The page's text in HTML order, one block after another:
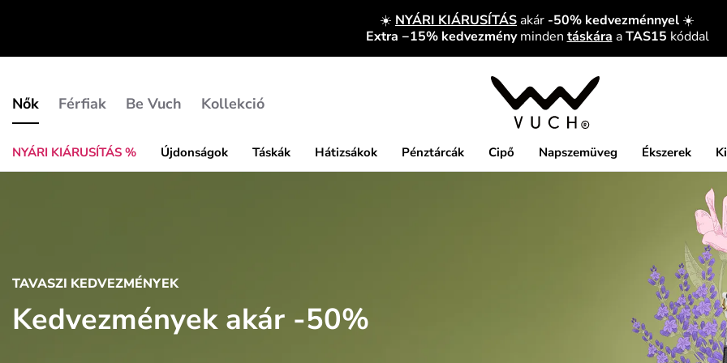
☀️ NYÁRI KIÁRUSÍTÁSakár -50% kedvezménnyel ☀️
Extra −15% kedvezményminden táskára aTAS15 kóddal
Nők
NYÁRI KIÁRUSÍTÁS % Újdonságok Táskák Hátizsákok Pénztárcák Cipő Napszemüveg Ékszerek
Férfiak Be Vuch Kollekció
TAVASZI KEDVEZMÉNYEK
Kedvezmények akár -50%